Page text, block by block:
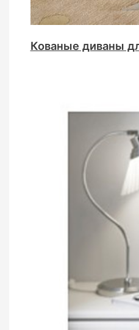
Кованые диваны